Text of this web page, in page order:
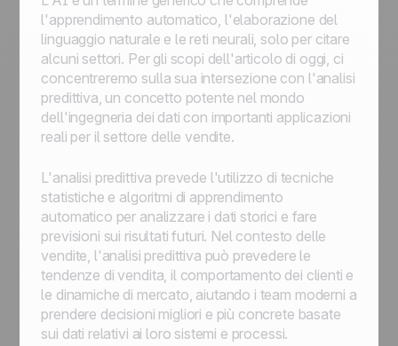
l'apprendimento automatico, l'elaborazione del
linguaggio naturale e le reti neurali, solo per citare
alcuni settori. Per gli scopi dell'articolo di oggi, ci
concentreremo sulla sua intersezione con l'analisi
predittiva, un concetto potente nel mondo
dell'ingegneria dei dati con importanti applicazioni
reali per il settore delle vendite.
L'analisi predittiva prevede l'utilizzo di tecniche
statistiche e algoritmi di apprendimento
automatico per analizzare i dati storici e fare
previsioni sui risultati futuri. Nel contesto delle
vendite, l'analisi predittiva può prevedere le
tendenze di vendita, il comportamento dei clienti e
le dinamiche di mercato, aiutando i team moderni a
prendere decisioni migliori e più concrete basate
sui dati relativi ai loro sistemi e processi.